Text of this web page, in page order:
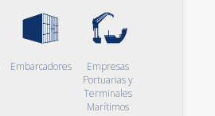
Embarcadores
Empresas
Portuarias y
Terminales
Marítimos